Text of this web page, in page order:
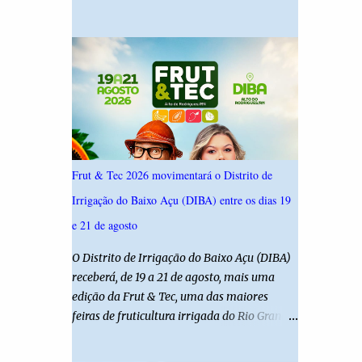
nota, a Polícia Militar manifestou
solidariedade à vítima e aos familiares e
destacou q...
somaram 6,4% e outros 43,8% não
souberam responder. A pesquisa IPSsensus
ouviu 1.500 eleitores em todas as regiões do
Rio Grande do Norte entre os dias 18 e 22 de
junho de 2026. O levantamento possui
margem de erro de 2,5 pontos percentuais e
nível de confiança de 95%. Registro no TSE:
RN-09520/2026
Frut & Tec 2026 movimentará o Distrito de
Irrigação do Baixo Açu (DIBA) entre os dias 19
e 21 de agosto
O Distrito de Irrigação do Baixo Açu (DIBA)
receberá, de 19 a 21 de agosto, mais uma
edição da Frut & Tec, uma das maiores
feiras de fruticultura irrigada do Rio Grande